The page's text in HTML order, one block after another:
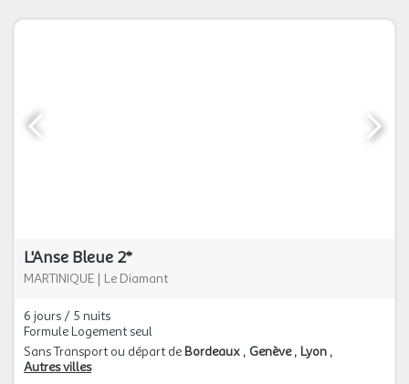
L'Anse Bleue 2*
MARTINIQUE | Le Diamant
6 jours / 5 nuits
Formule Logement seul
Sans Transport ou départ de Bordeaux Genève Lyon
Autres villes